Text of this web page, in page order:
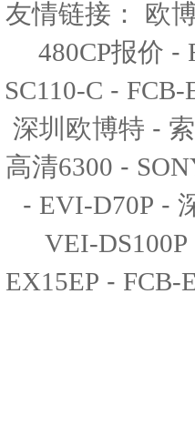
友情链接： 欧
480CP报价 -
SC110-C - FCB-
深圳欧博特 -
高清6300 -
- EVI-D70P -
VEI-DS100P
EX15EP - FCB-